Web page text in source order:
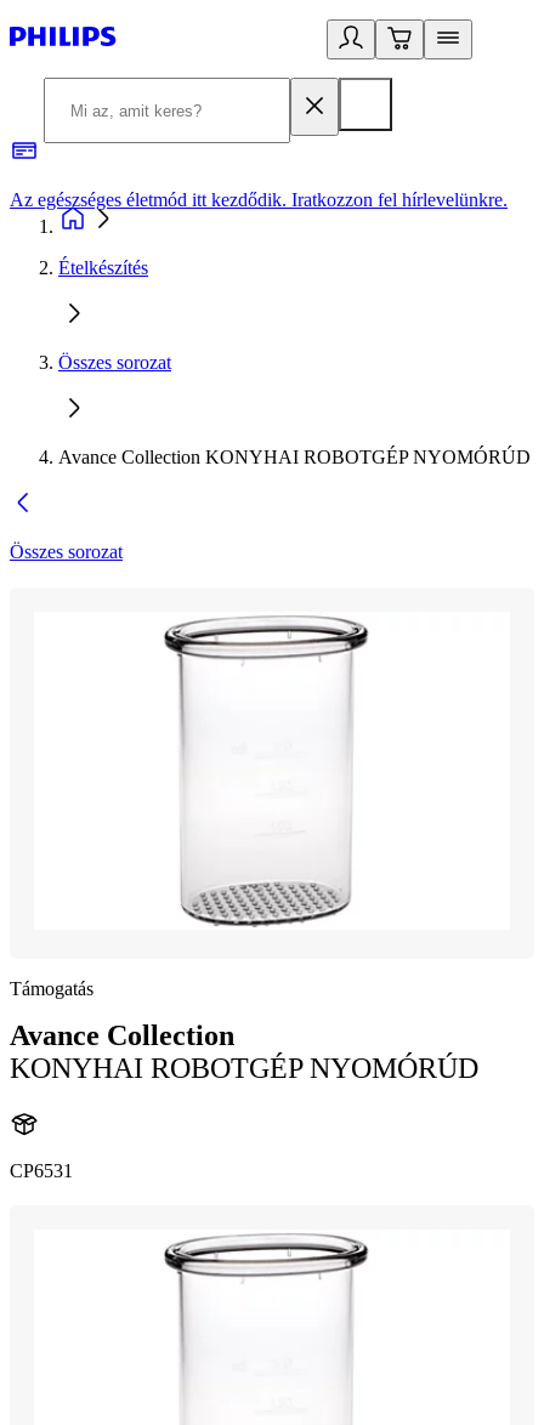
Az egészséges életmód itt kezdődik. Iratkozzon fel hírlevelünkre.
Ételkészítés
Összes sorozat
Avance Collection KONYHAI ROBOTGÉP NYOMÓRÚD
Összes sorozat
Támogatás
Avance Collection
KONYHAI ROBOTGÉP NYOMÓRÚD
CP6531